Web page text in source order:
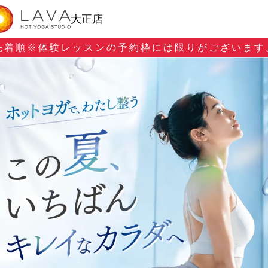
大正店
順※ 体験レッスンの予約枠には限りがございます